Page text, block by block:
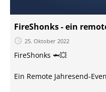
FireShonks - ein
25. Oktober 2022
FireShonks 🦈💥
Ein Remote Jahresend-